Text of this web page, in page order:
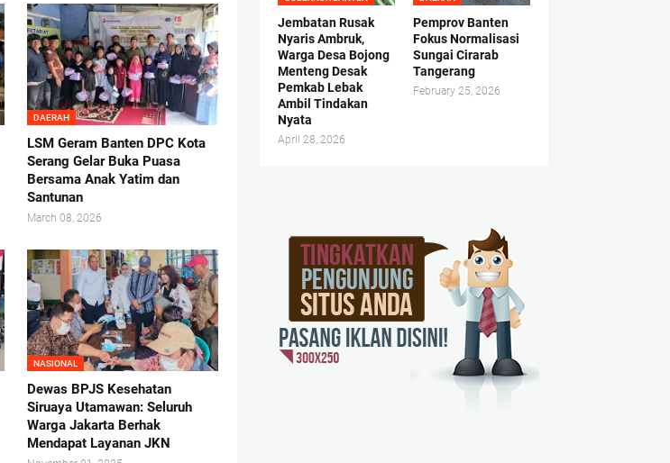
DAERAH
LSM Geram Banten DPC Kota
Serang Gelar Buka Puasa
Bersama Anak Yatim dan
Santunan
March 08, 2026
NASIONAL
Dewas BPJS Kesehatan
Siruaya Utamawan: Seluruh
Warga Jakarta Berhak
Mendapat Layanan JKN
Jembatan Rusak
Nyaris Ambruk,
Warga Desa Bojong
Menteng Desak
Pemkab Lebak
Ambil Tindakan
Nyata
April 28, 2026
Pemprov Banten
Fokus Normalisasi
Sungai Cirarab
Tangerang
February 25, 2026